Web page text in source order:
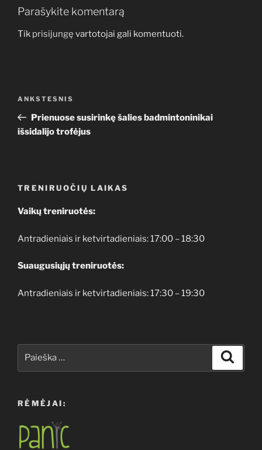
Parašykite komentarą
Tik prisijungę vartotojai gali komentuoti.
įrašų
Ankstesnis
įrašas
ANKSTESNIS
Prienuose susirinkę šalies badmintoninikai
išsidalijo trofėjus
TRENIRUOČIŲ LAIKAS
Vaikų treniruotės:
Antradieniais ir ketvirtadieniais: 17:00 – 18:30
Suaugusiųjų treniruotės:
Antradieniais ir ketvirtadieniais: 17:30 – 19:30
RĖMĖJAI: